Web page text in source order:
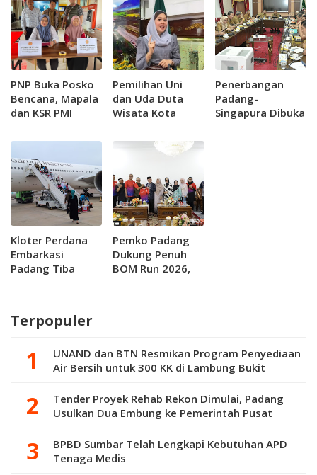
PNP Buka Posko
Bencana, Mapala
dan KSR PMI
Warga
Terdampak
Pemilihan Uni
dan Uda Duta
Wisata Kota
Gunakan Konsep
Penerbangan
Padang-
Singapura Dibuka
Kloter Perdana
Embarkasi
Padang Tiba
Jadi Perhatian
Pemko Padang
Dukung Penuh
BOM Run 2026,
Terpopuler
UNAND dan BTN Resmikan Program Penyediaan
Air Bersih untuk 300 KK di Lambung Bukit
Tender Proyek Rehab Rekon Dimulai, Padang
Usulkan Dua Embung ke Pemerintah Pusat
BPBD Sumbar Telah Lengkapi Kebutuhan APD
Tenaga Medis